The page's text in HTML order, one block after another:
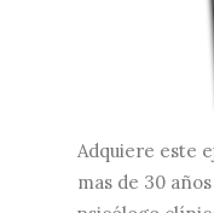
Adquiere este
mas de 30